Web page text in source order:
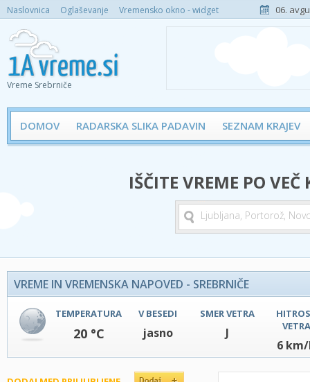
Naslovnica Oglaševanje Vremensko okno - widget 06.
Vreme Srebrniče
DOMOV RADARSKA SLIKA PADAVIN SEZNAM KRAJEV
IŠČITE VREME PO
VREME IN VREMENSKA NAPOVED - SREBRNIČE
TEMPERATURA
20 °C
V BESEDI
jasno
SMER VETRA
J
VETRA
6